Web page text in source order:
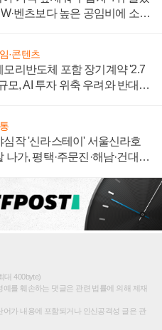
벤츠보다 높은 공임비에 소비
·콘텐츠
모리반도체 포함 장기계약 '2.7
모, AI 투자 위축 우려와 반대
심작 '신라스테이' 서울신라호
나가, 평택·주문진·해남·건대로
대 400byte)
를 훼손하는 댓글은 관련 법률에 의해 제재
가 내용에 포함되거나 인신공격성 글은 관